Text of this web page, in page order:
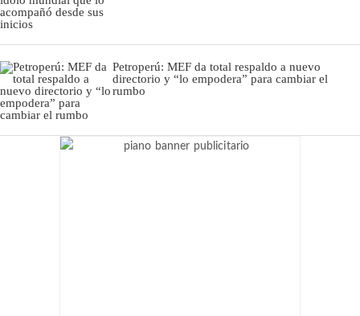
Petroperú: MEF da total respaldo a nuevo
directorio y “lo empodera” para cambiar el
rumbo